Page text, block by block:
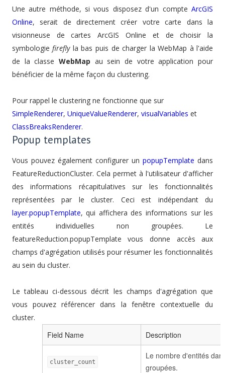
Une autre méthode, si vous disposez d'un compteArcGIS
Online, serait de directement créer votre carte dans la
visionneuse de cartes ArcGIS Online et de choisir la
symbologie fireflyla bas puis de charger la WebMap à l'aide
de la classe WebMap au sein de votre application pour
bénéficier de la même façon du clustering.
Pour rappel le clustering ne fonctionne que sur
SimpleRenderer, UniqueValueRenderer, visualVariables et
ClassBreaksRenderer.
Popup templates
Vous pouvez également configurer unpopupTemplatedans
FeatureReductionCluster. Cela permet à l'utilisateur d'afficher
des informations récapitulatives sur les fonctionnalités
représentées par le cluster. Ceci est indépendant du
layer.popupTemplate, qui affichera des informations sur les
entités individuelles non groupées. Le
featureReduction.popupTemplate vous donne accès aux
champs d'agrégation utilisés pour résumer les fonctionnalités
au sein du cluster.
Le tableau ci-dessous décrit les champs d'agrégation que
vous pouvez référencer dans la fenêtre contextuelle du
cluster.
Field Name Description
cluster_count
Le nombre d'entités
groupées.